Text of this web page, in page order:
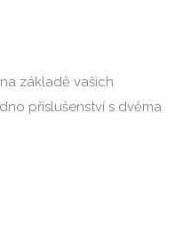
základě vašich
příslušenství s dvěma